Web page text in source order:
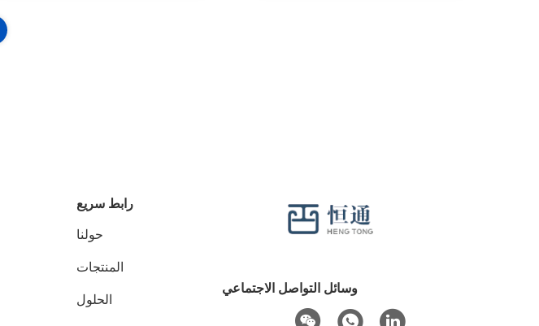
وسائل التواصل الاجتماعي
رابط سريع
حولنا
المنتجات
الحلول